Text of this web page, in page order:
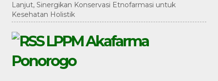
Lanjut, Sinergikan Konservasi Etnofarmasi untuk
Kesehatan Holistik
LPPM Akafarma
Ponorogo